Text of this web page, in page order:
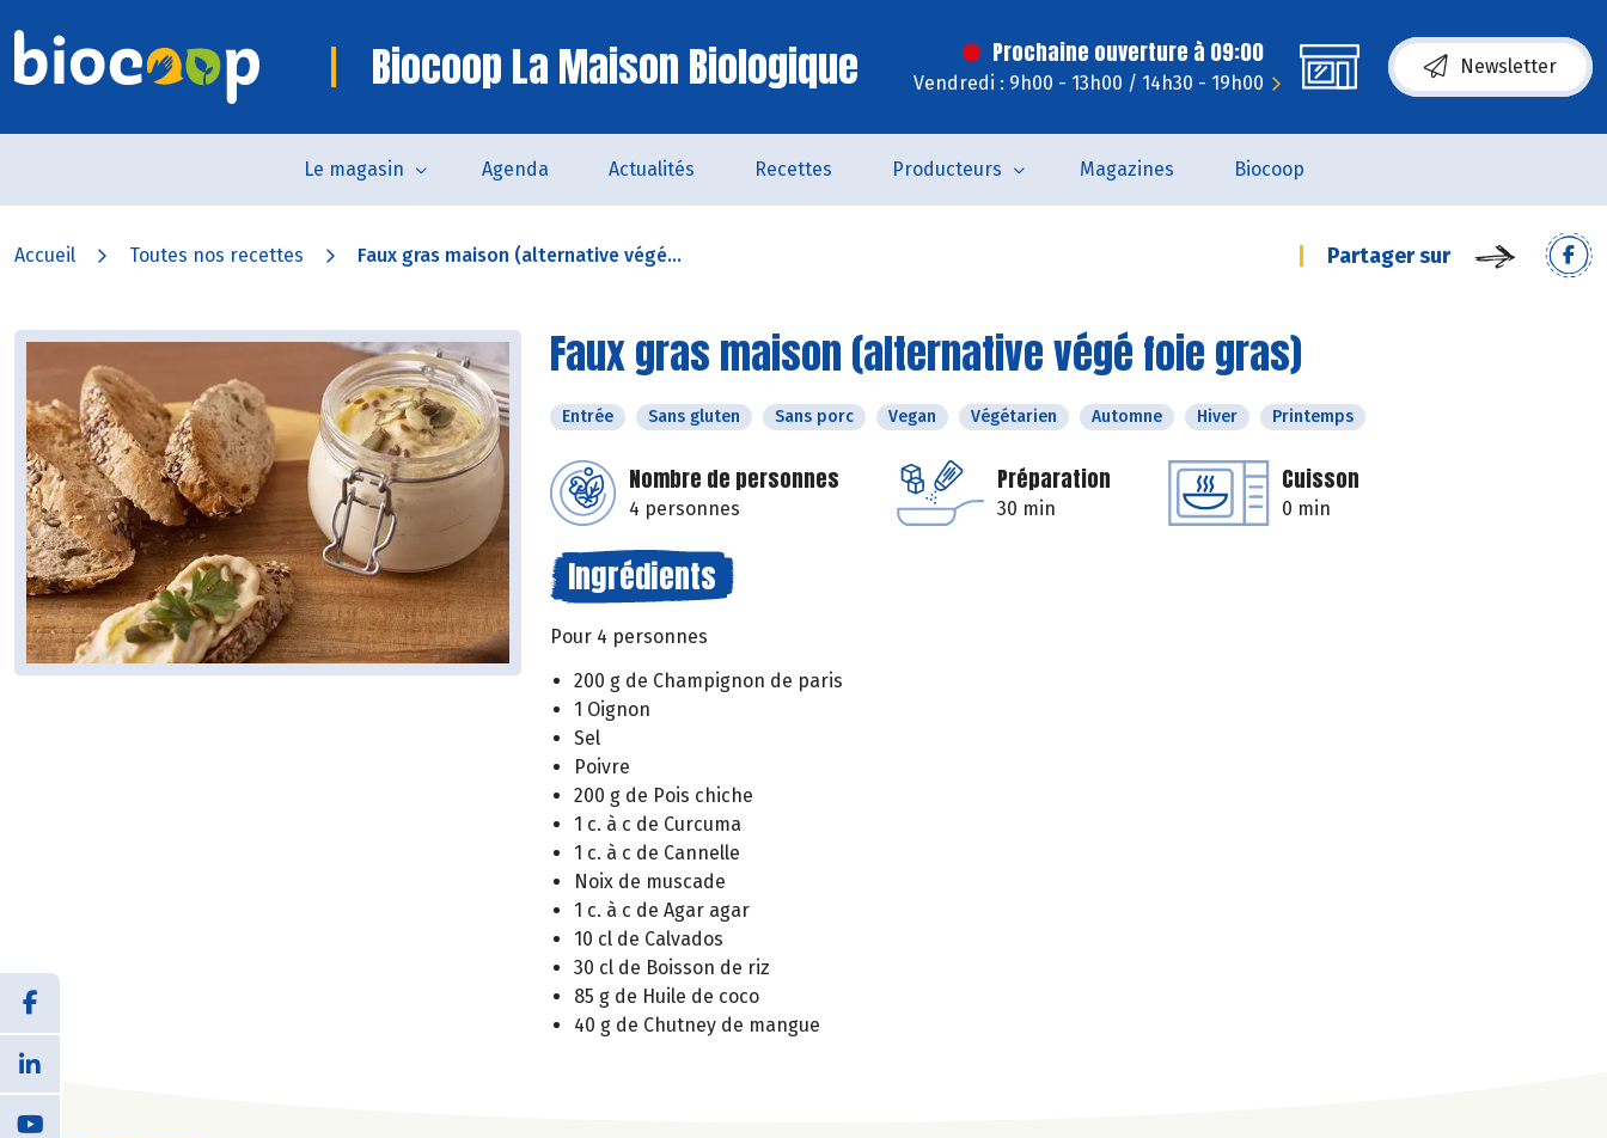
Biocoop La Maison Biologique Prochaine ouverture à 09:00
Vendredi : 9h00 - 13h00 / 14h30 - 19h00
Newsletter
Le magasin Agenda Actualités Recettes Producteurs Magazines Biocoop
Accueil Toutes nos recettes Faux gras maison (alternative végé... Partager sur
Faux gras maison (alternative végé foie gras)
Entrée Sans gluten Sans porc Vegan Végétarien Automne Hiver Printemps
Nombre de personnes
4 personnes
Préparation
30 min
Cuisson
0 min
Ingrédients
Pour 4 personnes
200 g de Champignon de paris
1 Oignon
Sel
Poivre
200 g de Pois chiche
1 c. à c de Curcuma
1 c. à c de Cannelle
Noix de muscade
1 c. à c de Agar agar
10 cl de Calvados
30 cl de Boisson de riz
85 g de Huile de coco
40 g de Chutney de mangue